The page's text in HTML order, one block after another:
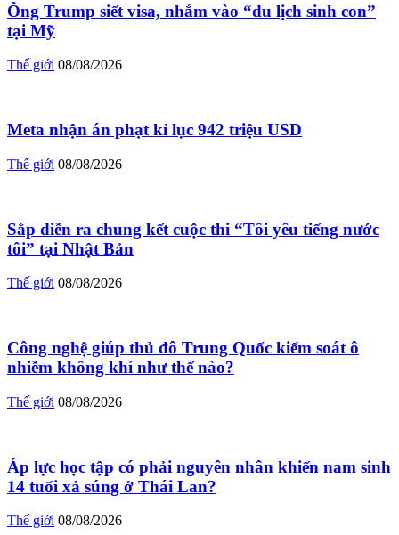
Ông Trump siết visa, nhắm vào “du lịch sinh con”
tại Mỹ
Thế giới 08/08/2026
Meta nhận án phạt kỉ lục 942 triệu USD
Thế giới 08/08/2026
Sắp diễn ra chung kết cuộc thi “Tôi yêu tiếng nước
tôi” tại Nhật Bản
Thế giới 08/08/2026
Công nghệ giúp thủ đô Trung Quốc kiểm soát ô
nhiễm không khí như thế nào?
Thế giới 08/08/2026
Áp lực học tập có phải nguyên nhân khiến nam sinh
14 tuổi xả súng ở Thái Lan?
Thế giới 08/08/2026